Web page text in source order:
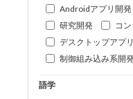
Androidアプリ開発
研究開発
コ
デスクトップアプ
制御組み込み系開発
語学